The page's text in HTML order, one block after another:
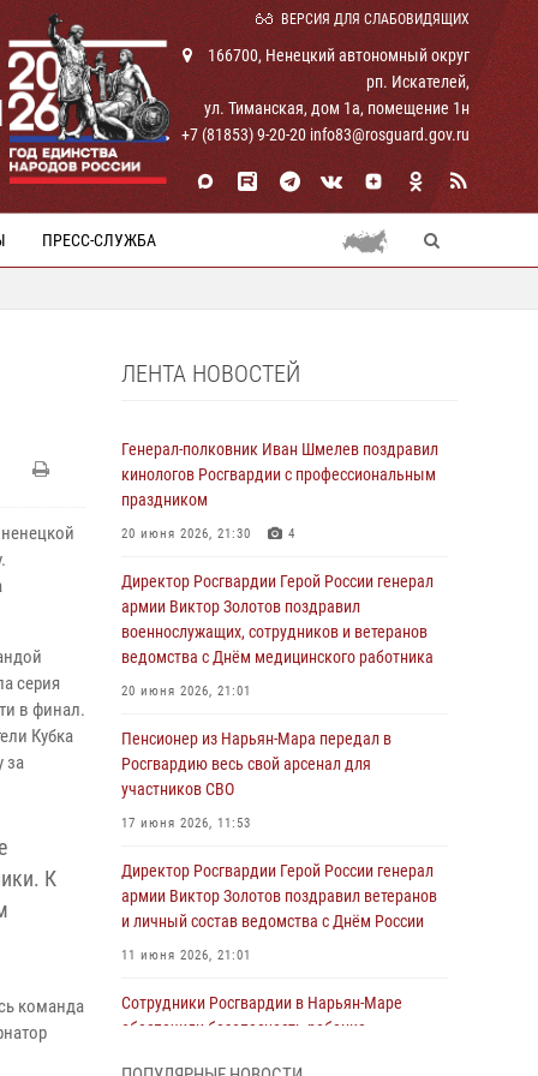
ВЕРСИЯ ДЛЯ СЛАБОВИДЯЩИХ
166700, Ненецкий автономный округ
рп. Искателей,
ул. Тиманская, дом 1а, помещение 1н
+7 (81853) 9-20-20 info83@rosguard.gov.ru
ПРЕСС-СЛУЖБА
серия
в финал.
Кубка
за
К
команда
ЛЕНТА НОВОСТЕЙ
Генерал-полковник Иван Шмелев поздравил
кинологов Росгвардии с профессиональным
праздником
20 июня 2026, 21:30 4
Директор Росгвардии Герой России генерал
армии Виктор Золотов поздравил
военнослужащих, сотрудников и ветеранов
ведомства с Днём медицинского работника
20 июня 2026, 21:01
Пенсионер из Нарьян-Мара передал в
Росгвардию весь свой арсенал для
участников СВО
17 июня 2026, 11:53
Директор Росгвардии Герой России генерал
армии Виктор Золотов поздравил ветеранов
и личный состав ведомства с Днём России
11 июня 2026, 21:01
Сотрудники Росгвардии в Нарьян-Маре
обеспечили безопасность ребенка,